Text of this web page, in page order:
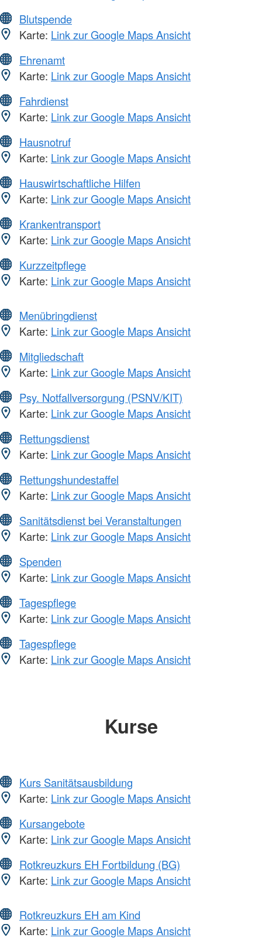
Blutspende
Karte: Link zur Google Maps Ansicht
Ehrenamt
Karte: Link zur Google Maps Ansicht
Fahrdienst
Karte: Link zur Google Maps Ansicht
Hausnotruf
Karte: Link zur Google Maps Ansicht
Hauswirtschaftliche Hilfen
Karte: Link zur Google Maps Ansicht
Krankentransport
Karte: Link zur Google Maps Ansicht
Kurzzeitpflege
Karte: Link zur Google Maps Ansicht
Menübringdienst
Karte: Link zur Google Maps Ansicht
Mitgliedschaft
Karte: Link zur Google Maps Ansicht
Psy. Notfallversorgung (PSNV/KIT)
Karte: Link zur Google Maps Ansicht
Rettungsdienst
Karte: Link zur Google Maps Ansicht
Rettungshundestaffel
Karte: Link zur Google Maps Ansicht
Sanitätsdienst bei Veranstaltungen
Karte: Link zur Google Maps Ansicht
Spenden
Karte: Link zur Google Maps Ansicht
Tagespflege
Karte: Link zur Google Maps Ansicht
Tagespflege
Karte: Link zur Google Maps Ansicht
Kurse
Kurs Sanitätsausbildung
Karte: Link zur Google Maps Ansicht
Kursangebote
Karte: Link zur Google Maps Ansicht
Rotkreuzkurs EH Fortbildung (BG)
Karte: Link zur Google Maps Ansicht
Rotkreuzkurs EH am Kind
Karte: Link zur Google Maps Ansicht